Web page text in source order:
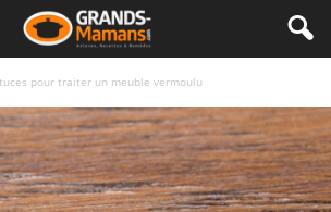
pour traiter un meuble vermoulu